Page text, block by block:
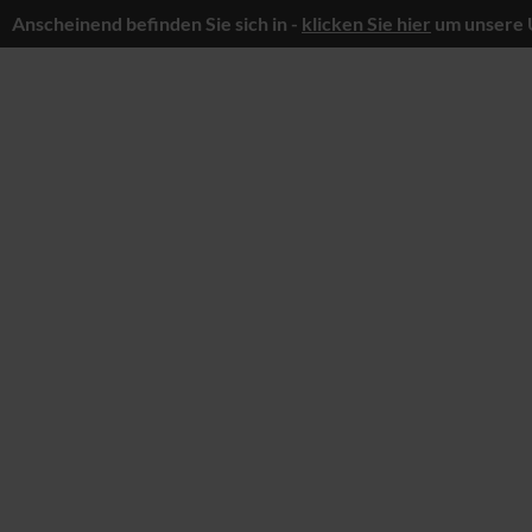
Anscheinend befinden Sie sich in - klicken Sie hier um unsere